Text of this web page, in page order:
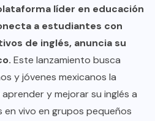
líder en educación
a estudiantes con
de inglés, anuncia su
Este lanzamiento busca
y jóvenes mexicanos la
y mejorar su inglés a
en vivo en grupos pequeños